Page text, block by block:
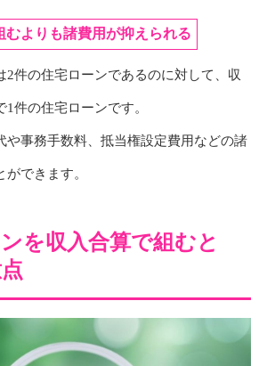
むよりも諸費用が抑えられる
2件の住宅ローンであるのに対して、収
1件の住宅ローンです。
や事務手数料、抵当権設定費用などの諸
できます。
を収入合算で組むと